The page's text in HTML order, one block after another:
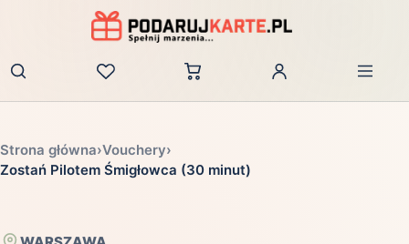
Zaloguj
Strona główna›Vouchery›
Zostań Pilotem Śmigłowca (30 minut)